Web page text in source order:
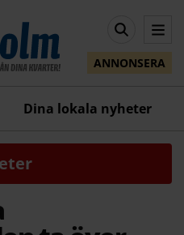
ANNONSERA
Dina lokala nyheter